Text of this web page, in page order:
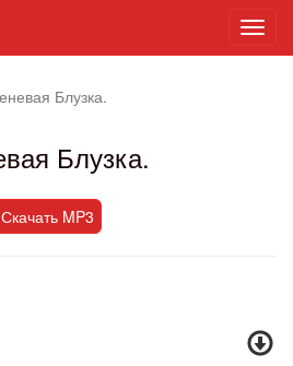
Блузка.
Блузка.
Скачать MP3